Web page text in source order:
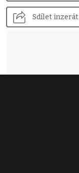
Sdílet inzerát